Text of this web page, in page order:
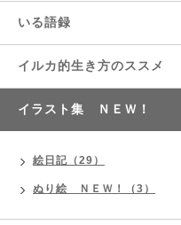
いる語録
イルカ的生き方のススメ
イラスト集 ＮＥＷ！
絵日記（29）
ぬり絵 ＮＥＷ！（3）